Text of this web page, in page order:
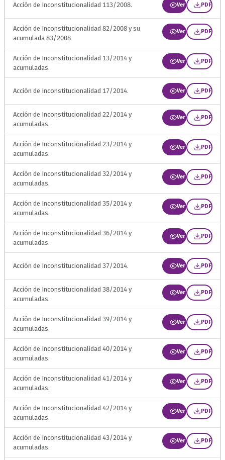
Acción de Inconstitucionalidad 113/2008. Ver PDF
Acción de Inconstitucionalidad 82/2008 y su
acumulada 83/2008
Ver PDF
Acción de Inconstitucionalidad 13/2014 y
acumuladas.
Ver PDF
Acción de Inconstitucionalidad 17/2014. Ver PDF
Acción de Inconstitucionalidad 22/2014 y
acumuladas.
Ver PDF
Acción de Inconstitucionalidad 23/2014 y
acumuladas.
Ver PDF
Acción de Inconstitucionalidad 32/2014 y
acumuladas.
Ver PDF
Acción de Inconstitucionalidad 35/2014 y
acumuladas.
Ver PDF
Acción de Inconstitucionalidad 36/2014 y
acumuladas.
Ver PDF
Acción de Inconstitucionalidad 37/2014. Ver PDF
Acción de Inconstitucionalidad 38/2014 y
acumuladas.
Ver PDF
Acción de Inconstitucionalidad 39/2014 y
acumuladas.
Ver PDF
Acción de Inconstitucionalidad 40/2014 y
acumuladas.
Ver PDF
Acción de Inconstitucionalidad 41/2014 y
acumuladas.
Ver PDF
Acción de Inconstitucionalidad 42/2014 y
acumuladas.
Ver PDF
Acción de Inconstitucionalidad 43/2014 y
acumuladas.
Ver PDF